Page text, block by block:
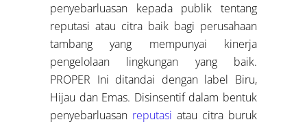
penyebarluasan kepada publik tentang
reputasi atau citra baik bagi perusahaan
tambang yang mempunyai kinerja
pengelolaan lingkungan yang baik.
PROPER Ini ditandai dengan label Biru,
Hijau dan Emas. Disinsentif dalam bentuk
penyebarluasan reputasi atau citra buruk